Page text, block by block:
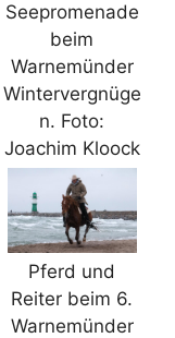
Seepromenade
beim
Warnemünder
Wintervergnüge
n. Foto:
Joachim Kloock
Pferd und
Reiter beim 6.
Warnemünder